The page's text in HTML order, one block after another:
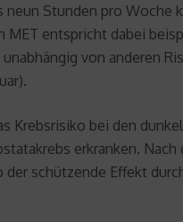
Stunden pro Woche
MET entspricht dabei
von anderen
Krebsrisiko bei den
erkranken. Nach
der schützende Effekt